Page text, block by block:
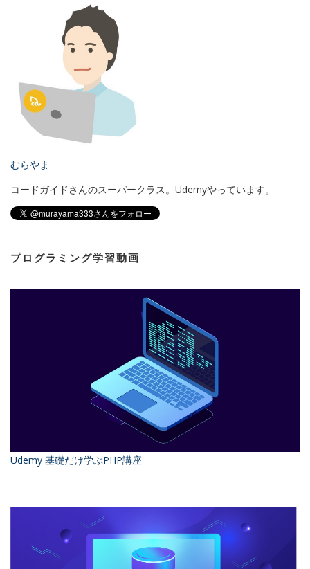
むらやま
コードガイドさんのスーパークラス。Udemyやっています。
プログラミング学習動画
Udemy 基礎だけ学ぶPHP講座